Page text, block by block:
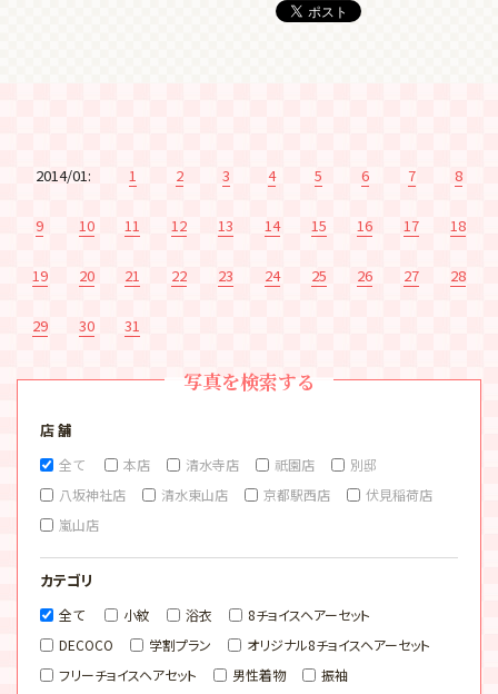
2014/01: 1 2 3 4 5 6 7 8
9 10 11 12 13 14 15 16 17 18
19 20 21 22 23 24 25 26 27 28
29 30 31
写真を検索する
店 舗
全て 本店 清水寺店 祇園店
別邸
八坂神社店
清水東山店 京都駅西店
伏見稲荷店
嵐山店
カテゴリ
全て 小紋 浴衣
8チョイスヘアーセット
DECOCO
学割プラン
オリジナル8チョイスヘアーセット
フリーチョイスヘアセット
男性着物
振袖